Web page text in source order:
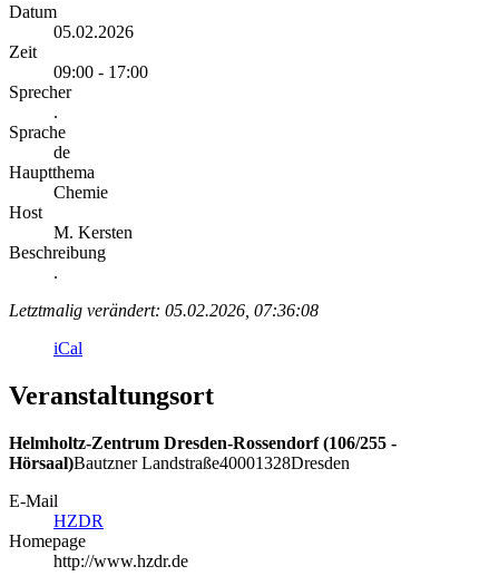
Datum
05.02.2026
Zeit
09:00 - 17:00
Sprecher
.
Sprache
de
Hauptthema
Chemie
Host
M. Kersten
Beschreibung
.
Letztmalig verändert: 05.02.2026, 07:36:08
iCal
Veranstaltungsort
Helmholtz-Zentrum Dresden-Rossendorf (106/255 -
Hörsaal)Bautzner Landstraße40001328Dresden
E-Mail
HZDR
Homepage
http://www.hzdr.de